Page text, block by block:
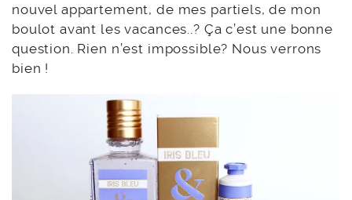
nouvel appartement, de mes partiels, de mon
boulot avant les vacances..? Ça c’est une bonne
question. Rien n’est impossible? Nous verrons
bien !